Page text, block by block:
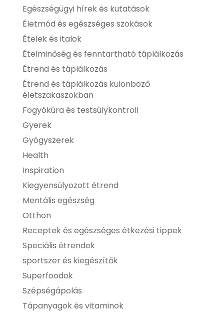
Egészségügyi hírek és kutatások
Életmód és egészséges szokások
Ételek és italok
Ételminőség és fenntartható táplálkozás
Étrend és táplálkozás
Étrend és táplálkozás különböző
életszakaszokban
Fogyókúra és testsúlykontroll
Gyerek
Gyógyszerek
Health
Inspiration
Kiegyensúlyozott étrend
Mentális egészség
Otthon
Receptek és egészséges étkezési tippek
Speciális étrendek
sportszer és kiegészítők
Superfoodok
Szépségápolás
Tápanyagok és vitaminok